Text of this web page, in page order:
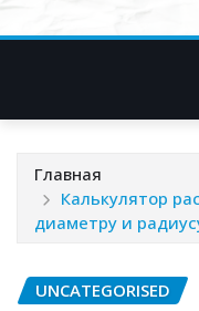
Главная
Калькулятор
диаметру и
UNCATEGORISED